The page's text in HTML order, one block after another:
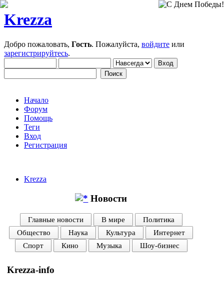
Krezza
Добро пожаловать, Гость. Пожалуйста, войдите или
зарегистрируйтесь.
Начало
Форум
Помощь
Теги
Вход
Регистрация
Krezza
Новости
Главные новости В мире
Политика
Общество
Наука Культура
Интернет
Спорт
Кино Музыка Шоу-бизнес
Krezza-info